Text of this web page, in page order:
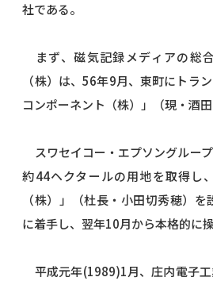
社である。
まず、磁気記録メディアの総
（株）は、56年9月、東町にトラ
コンポーネント（株）」（現・酒
スワセイコー・エプソングルー
約44ヘクタールの用地を取得し
（株）」（杜長・小田切秀穂）
に着手し、翌年10月から本格的に
平成元年(1989)1月、庄内電子